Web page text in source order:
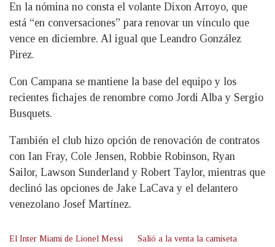
En la nómina no consta el volante Dixon Arroyo, que
está “en conversaciones” para renovar un vínculo que
vence en diciembre. Al igual que Leandro González
Pirez.
Con Campana se mantiene la base del equipo y los
recientes fichajes de renombre como Jordi Alba y Sergio
Busquets.
También el club hizo opción de renovación de contratos
con Ian Fray, Cole Jensen, Robbie Robinson, Ryan
Sailor, Lawson Sunderland y Robert Taylor, mientras que
declinó las opciones de Jake LaCava y el delantero
venezolano Josef Martínez.
El Inter Miami de Lionel Messi
Salió a la venta la camiseta